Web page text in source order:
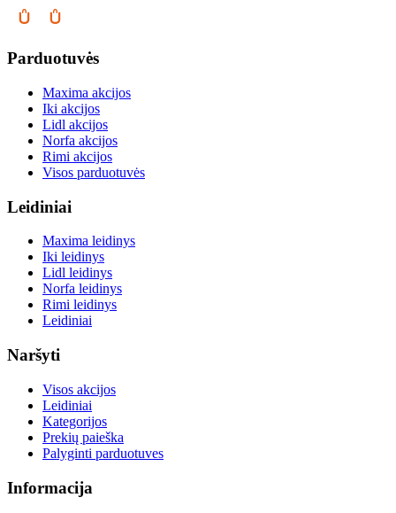
Parduotuvės
Maxima akcijos
Iki akcijos
Lidl akcijos
Norfa akcijos
Rimi akcijos
Visos parduotuvės
Leidiniai
Maxima leidinys
Iki leidinys
Lidl leidinys
Norfa leidinys
Rimi leidinys
Leidiniai
Naršyti
Visos akcijos
Leidiniai
Kategorijos
Prekių paieška
Palyginti parduotuves
Informacija